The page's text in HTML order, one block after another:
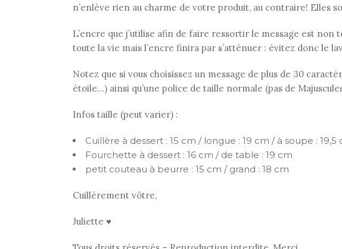
n’enlève rien au charme de votre produit, au contraire!
L’encre que j’utilise afin de faire ressortir le message est
toute la vie mais l’encre finira par s’atténuer : évitez donc le
Notez que si vous choisissez un message de plus de 30
étoile…) ainsi qu’une police de taille normale (pas de
Infos taille (peut varier) :
Cuillère à dessert : 15 cm / longue : 19 cm / à soupe :
Fourchette à dessert : 16 cm / de table : 19 cm
petit couteau à beurre : 15 cm / grand : 18 cm
Cuillèrement vôtre,
Juliette ♥